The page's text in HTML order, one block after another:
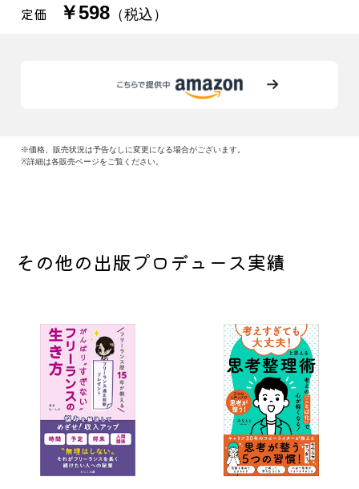
定価 ￥598 （税込）
※価格、販売状況は予告なしに変更になる場合がございます。
※詳細は各販売ページをご覧ください。
その他の出版プロデュース実績